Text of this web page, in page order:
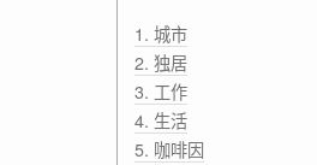
1. 城市
2. 独居
3. 工作
4. 生活
5. 咖啡因